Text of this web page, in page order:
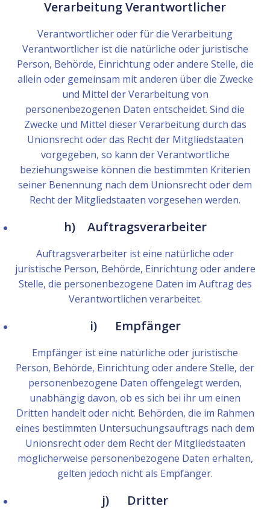
Verarbeitung Verantwortlicher
Verantwortlicher oder für die Verarbeitung
Verantwortlicher ist die natürliche oder juristische
Person, Behörde, Einrichtung oder andere Stelle, die
allein oder gemeinsam mit anderen über die Zwecke
und Mittel der Verarbeitung von
personenbezogenen Daten entscheidet. Sind die
Zwecke und Mittel dieser Verarbeitung durch das
Unionsrecht oder das Recht der Mitgliedstaaten
vorgegeben, so kann der Verantwortliche
beziehungsweise können die bestimmten Kriterien
seiner Benennung nach dem Unionsrecht oder dem
Recht der Mitgliedstaaten vorgesehen werden.
h) Auftragsverarbeiter
Auftragsverarbeiter ist eine natürliche oder
juristische Person, Behörde, Einrichtung oder andere
Stelle, die personenbezogene Daten im Auftrag des
Verantwortlichen verarbeitet.
i) Empfänger
Empfänger ist eine natürliche oder juristische
Person, Behörde, Einrichtung oder andere Stelle, der
personenbezogene Daten offengelegt werden,
unabhängig davon, ob es sich bei ihr um einen
Dritten handelt oder nicht. Behörden, die im Rahmen
eines bestimmten Untersuchungsauftrags nach dem
Unionsrecht oder dem Recht der Mitgliedstaaten
möglicherweise personenbezogene Daten erhalten,
gelten jedoch nicht als Empfänger.
j) Dritter